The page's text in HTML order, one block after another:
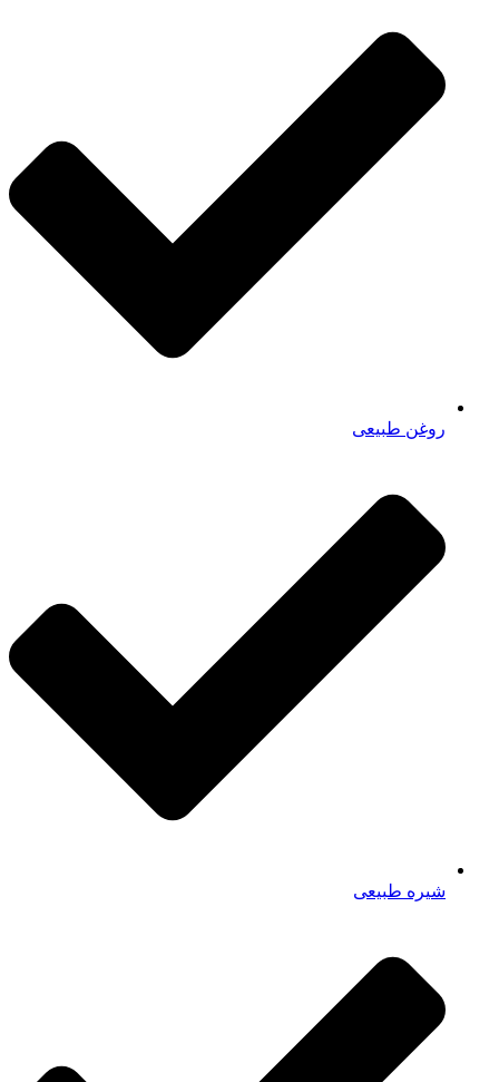
روغن طبیعی
شیره طبیعی